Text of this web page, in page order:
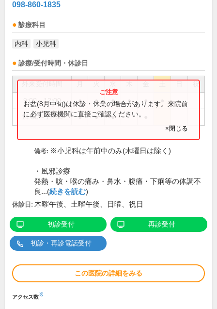
098-860-1835
診療科目
内科 小児科
診療/受付時間・休診日
祝
9:00～12:00 ● ● ● ● ●
14:00～17:30 ● ● ●
お盆(8月中旬)は休診・休業の場合があります。来院前
に必ず医療機関に直接ご確認ください。
×閉じる
備考: ※小児科は午前中のみ(木曜日は除く)
・風邪診療
発熱・咳・喉の痛み・鼻水・腹痛・下痢等の体調不
良...(続きを読む)
休診日: 木曜午後、土曜午後、日曜、祝日
初診受付 再診受付
初診・再診電話受付
この医院の詳細をみる
アクセス数※